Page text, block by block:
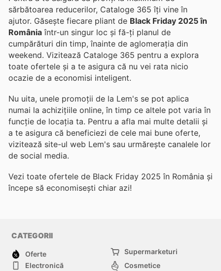
sărbătoarea reducerilor, Cataloge 365 îți vine în
ajutor. Găsește fiecare pliant de Black Friday 2025 în
România într-un singur loc și fă-ți planul de
cumpărături din timp, înainte de aglomerația din
weekend. Vizitează Cataloge 365 pentru a explora
toate ofertele și a te asigura că nu vei rata nicio
ocazie de a economisi inteligent.
Nu uita, unele promoții de la Lem's se pot aplica
numai la achizițiile online, în timp ce altele pot varia în
funcție de locația ta. Pentru a afla mai multe detalii și
a te asigura că beneficiezi de cele mai bune oferte,
vizitează site-ul web Lem's sau urmărește canalele lor
de social media.
Vezi toate ofertele de Black Friday 2025 în România și
începe să economisești chiar azi!
CATEGORII
Oferte
Supermarketuri
Electronică
Cosmetice